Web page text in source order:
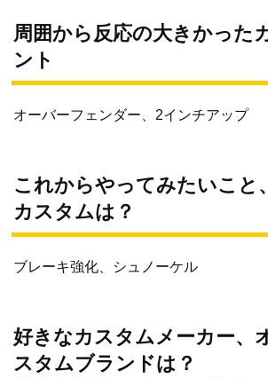
周囲から反応の大きかった
ント
オーバーフェンダー、2インチアップ
これからやってみたいこと
カスタムは？
ブレーキ強化、シュノーケル
好きなカスタムメーカー、
スタムブランドは？